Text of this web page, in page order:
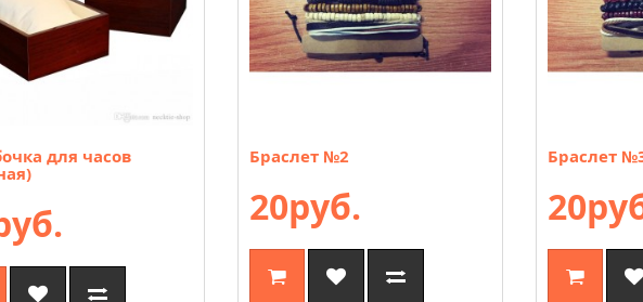
для часов
Браслет №2
20руб.
Браслет